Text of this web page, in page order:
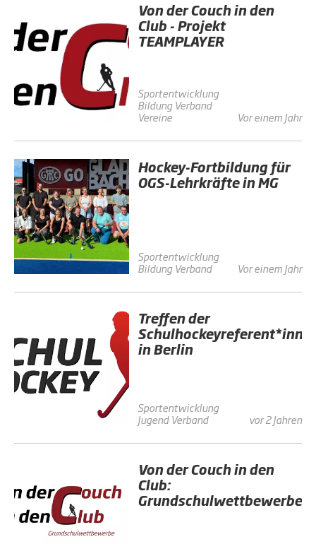
Von der Couch in den
Club - Projekt
TEAMPLAYER
Sportentwicklung
Bildung Verband
Vereine
Vor einem Jahr
Hockey-Fortbildung für
OGS-Lehrkräfte in MG
Sportentwicklung
Bildung Verband Vor einem Jahr
Treffen der
in Berlin
Sportentwicklung
Jugend Verband vor 2 Jahren
Von der Couch in den
Club:
Grundschulwettbewerbe